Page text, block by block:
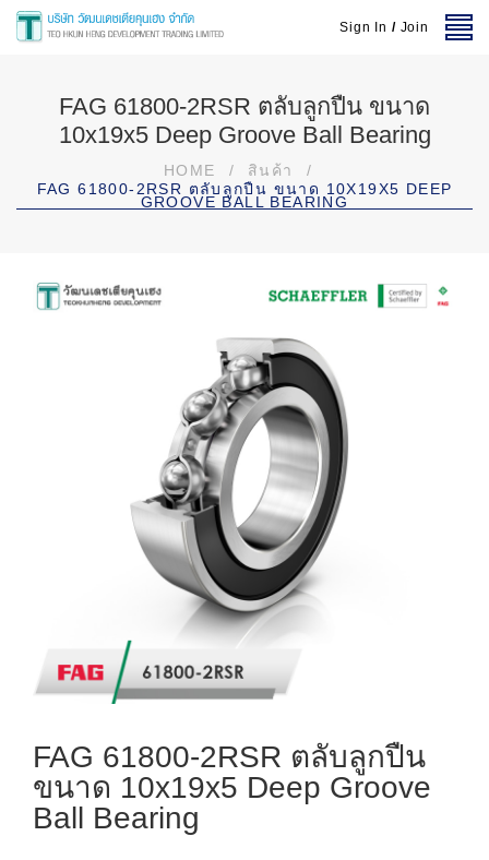
Sign In / Join
FAG 61800-2RSR ตลับลูกปืน ขนาด
10x19x5 Deep Groove Ball Bearing
HOME / สินค้า
/
FAG 61800-2RSR ตลับลูกปืน ขนาด 10X19X5 DEEP
GROOVE BALL BEARING
FAG 61800-2RSR ตลับลูกปืน
ขนาด 10x19x5 Deep Groove
Ball Bearing